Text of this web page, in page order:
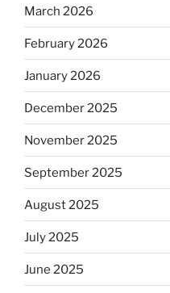
March 2026
February 2026
January 2026
December 2025
November 2025
September 2025
August 2025
July 2025
June 2025